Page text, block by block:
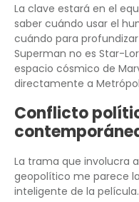
La clave estará en el
saber cuándo usar el
cuándo para
Superman no es Star-
espacio cósmico de
directamente a
Conflicto
La trama que involucra
geopolítico me parece
inteligente de la